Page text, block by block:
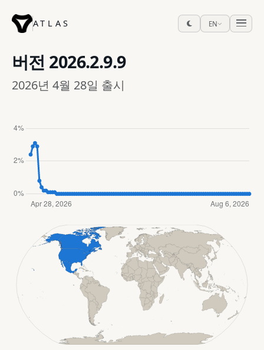
ATLAS EN
버전 2026.2.9.9
2026년 4월 28일 출시